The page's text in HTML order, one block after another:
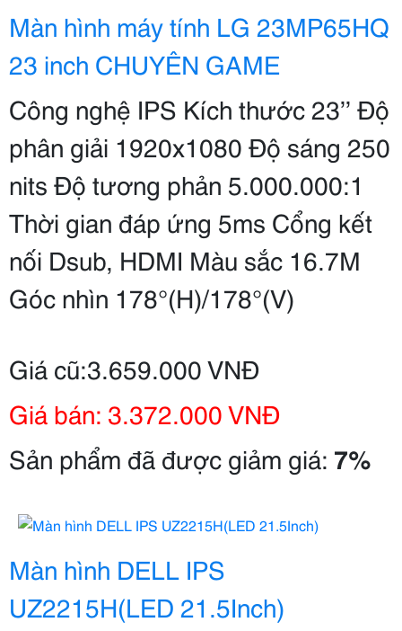
Màn hình máy tính LG 23MP65HQ
23 inch CHUYÊN GAME
Công nghệ IPS Kích thước 23’’ Độ
phân giải 1920x1080 Độ sáng 250
nits Độ tương phản 5.000.000:1
Thời gian đáp ứng 5ms Cổng kết
nối Dsub, HDMI Màu sắc 16.7M
Góc nhìn 178°(H)/178°(V)
Giá cũ:3.659.000 VNĐ
Giá bán: 3.372.000 VNĐ
Sản phẩm đã được giảm giá: 7%
Màn hình DELL IPS
UZ2215H(LED 21.5Inch)